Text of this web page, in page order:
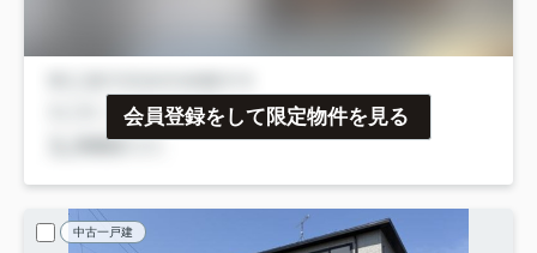
会員登録をして限定物件を見る
中古一戸建